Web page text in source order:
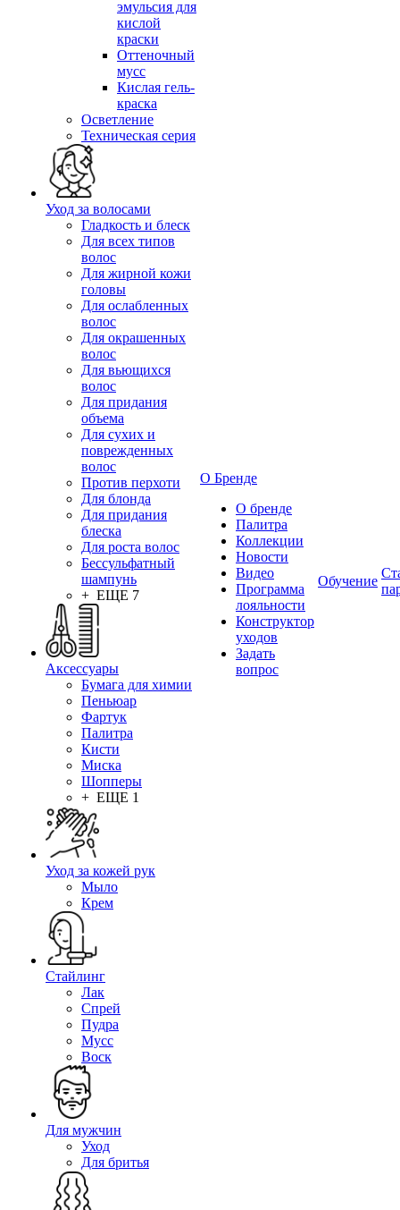
эмульсия для
кислой
краски
Оттеночный
мусс
Кислая гель-
краска
Осветление
Техническая серия
Уход за волосами
Гладкость и блеск
Для всех типов
волос
Для жирной кожи
головы
Для ослабленных
волос
Для окрашенных
волос
Для вьющихся
волос
Для придания
объема
Для сухих и
поврежденных
волос
Против перхоти
Для блонда
Для придания
блеска
Для роста волос
Бессульфатный
шампунь
+ ЕЩЕ 7
Аксессуары
Бумага для химии
Пеньюар
Фартук
Палитра
Кисти
Миска
Шопперы
+ ЕЩЕ 1
Уход за кожей рук
Мыло
Крем
Стайлинг
Лак
Спрей
Пудра
Мусс
Воск
Для мужчин
Уход
Для бритья
О Бренде
О бренде
Палитра
Коллекции
Новости
Видео
Программа
лояльности
Конструктор
уходов
Задать
вопрос
Обучение